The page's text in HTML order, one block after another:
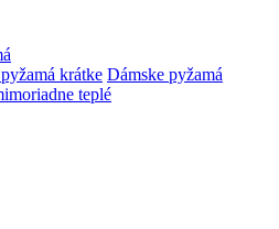
krátke Dámske pyžamá
teplé